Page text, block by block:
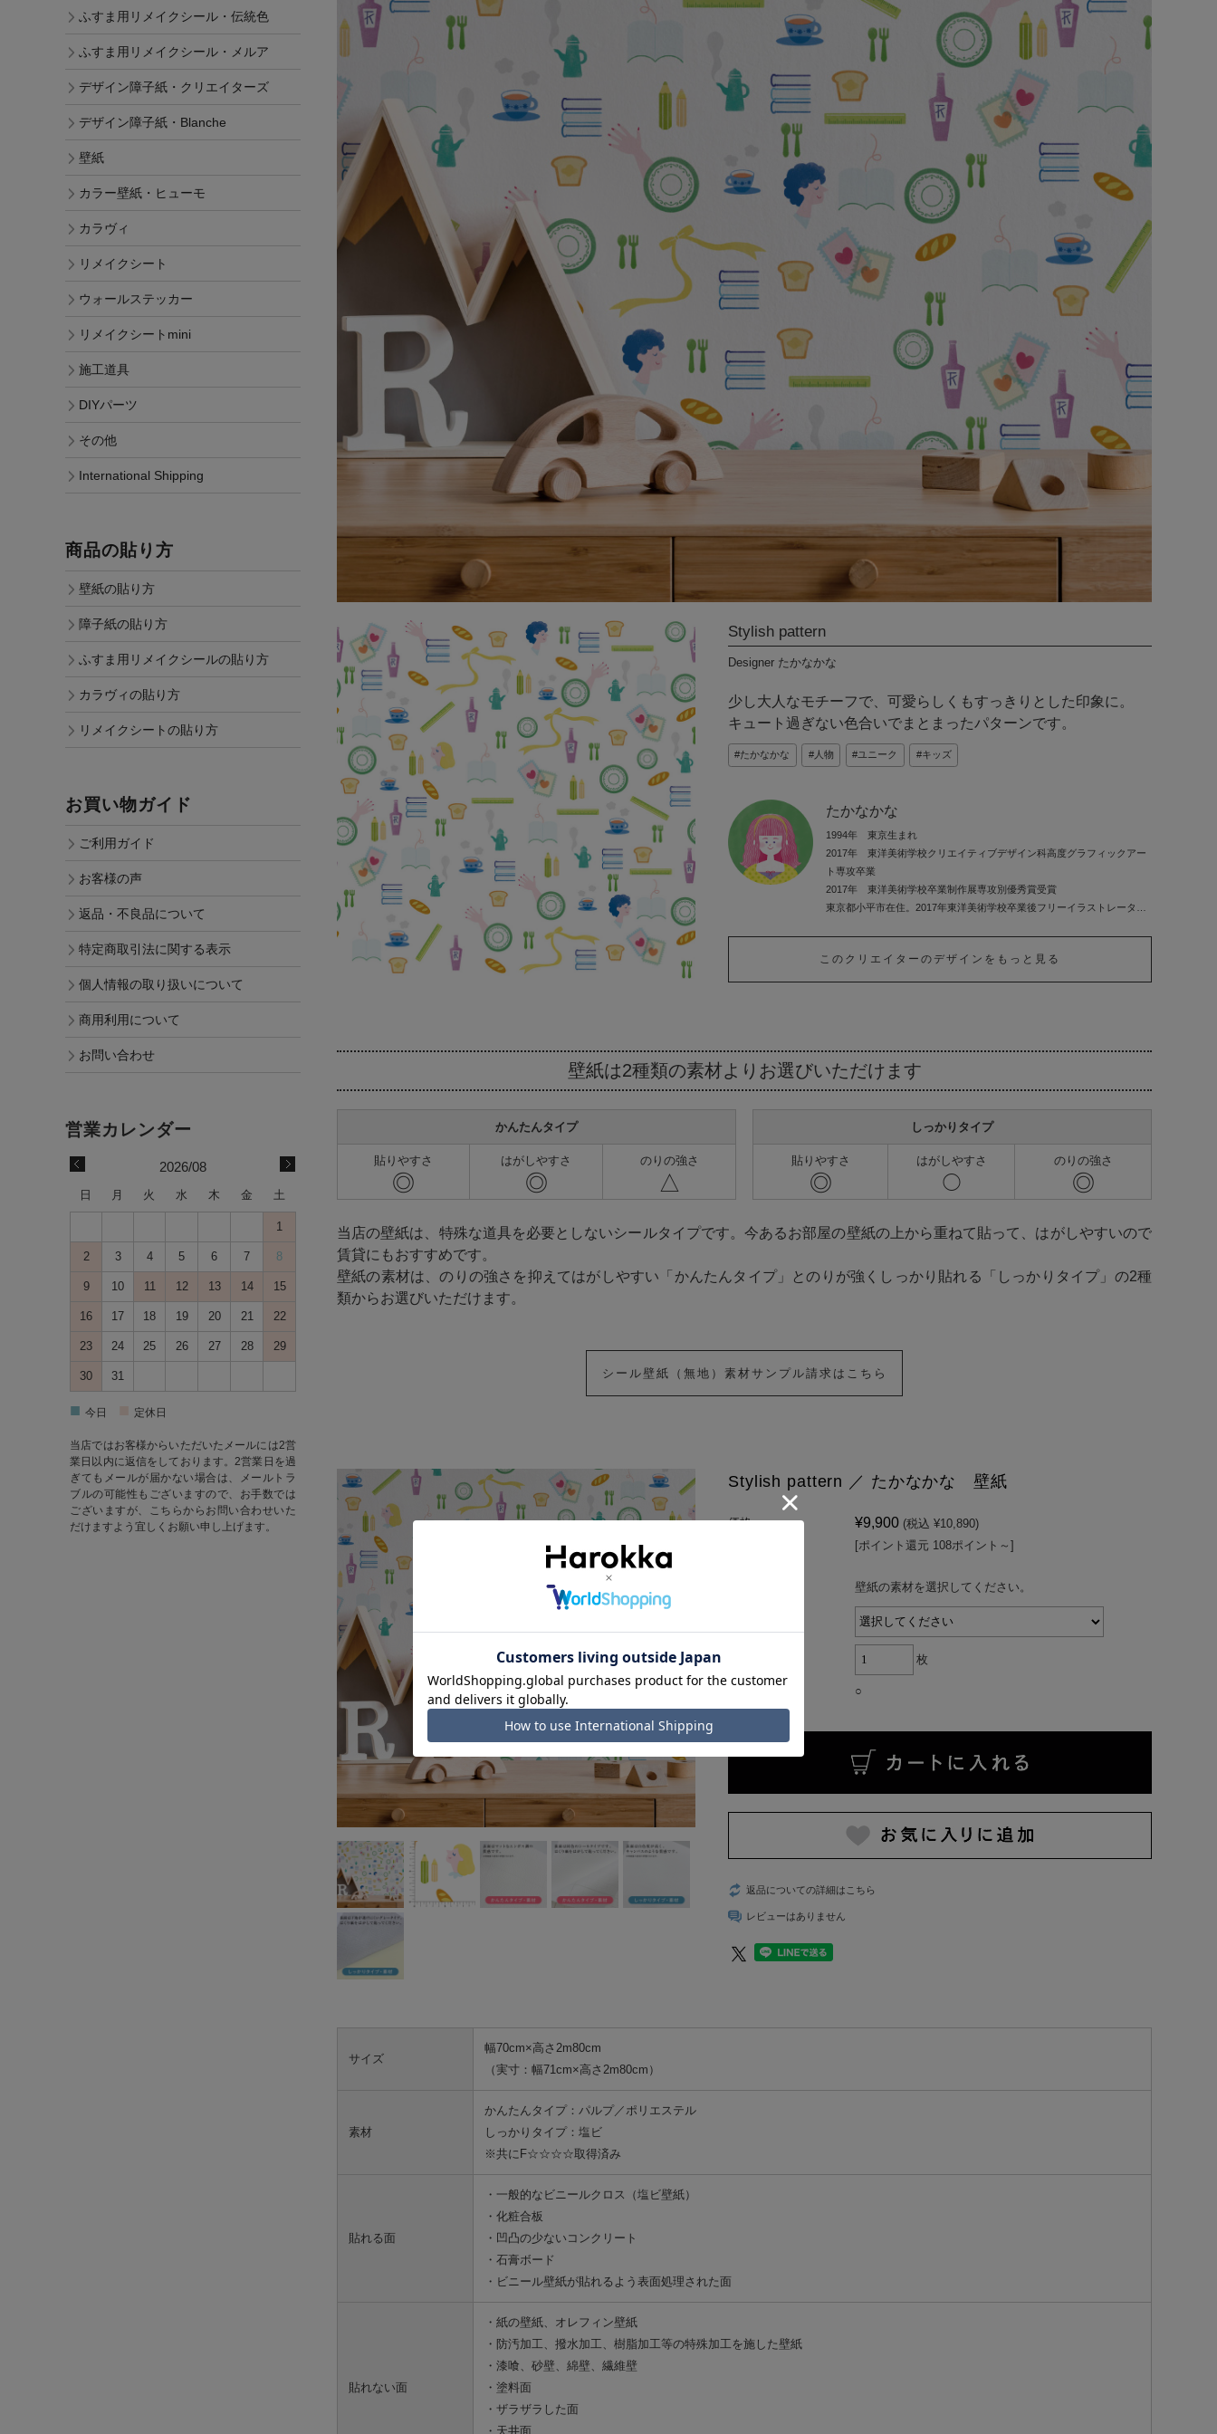
デザイン障子紙
壁紙
〈ヒューモ〉
カラヴィ
リメイクシート
ウォールステッカ
リメイクシート
DIYパーツ
その他
International
Shipping
Stylish pattern
Designer たかなかな
少し大人なモチーフで、可愛らしくもすっきりとした印象に。
キュート過ぎない色合いでまとまったパターンです。
たかなかな 人物 ユニーク キッズ
たかなかな
1994年 東京生まれ
2017年 東洋美術学校クリエイティブデザイン科高度グラフィックアー
ト専攻卒業
2017年 東洋美術学校卒業制作展専攻別優秀賞受賞
東京都小平市在住。2017年東洋美術学校卒業後フリーイラストレーター
ストレーションを制作しています。
2016年よりイラストレーション制作チーム「STUDIO SNUG（スタジオ
このクリエイターのデザインをもっと見る
壁紙は2種類の素材より お選びいただけます
かんたんタイプ
貼りやすさ
◎
はがしやすさ
◎
のりの強さ
△
しっかりタイプ
貼りやすさ
◎
はがしやすさ
◯
のりの強さ
◎
当店の壁紙は、特殊な道具を必要としないシールタイプです。今あるお部屋の壁紙の上から重ねて貼って、はがしやすいので
賃貸にもおすすめです。
壁紙の素材は、のりの強さを抑えてはがしやすい「かんたんタイプ」とのりが強くしっかり貼れる「しっかりタイプ」の2種
類からお選びいただけます。
シール壁紙（無地）素材サンプル請求はこちら
Stylish pattern ／ たかなかな 壁紙
価格: ¥9,900 (税込 ¥10,890)
[ポイント還元 108ポイント～]
壁紙の素材を選択してください。
枚
○
返品についての詳細はこちら
レビューはありません
サイズ
幅70cm×高さ2m80cm
（実寸：幅71cm×高さ2m80cm）
素材
かんたんタイプ：パルプ／ポリエステル
しっかりタイプ：塩ビ
※共にF☆☆☆☆取得済み
貼れる面
・一般的なビニールクロス（塩ビ壁紙）
・化粧合板
・凹凸の少ないコンクリート
・石膏ボード
・ビニール壁紙が貼れるよう表面処理された面
貼れない面
・紙の壁紙、オレフィン壁紙
・防汚加工、撥水加工、樹脂加工等の特殊加工を施した壁紙
・漆喰、砂壁、綿壁、繊維壁
・塗料面
・ザラザラした面
・天井面
ふすま用リメイクシール・伝統色
ふすま用リメイクシール・メルア
デザイン障子紙・クリエイターズ
デザイン障子紙・Blanche
壁紙
カラー壁紙・ヒューモ
カラヴィ
リメイクシート
ウォールステッカー
リメイクシートmini
施工道具
DIYパーツ
その他
International Shipping
商品の貼り方
壁紙の貼り方
障子紙の貼り方
ふすま用リメイクシールの貼り方
カラヴィの貼り方
リメイクシートの貼り方
お買い物ガイド
ご利用ガイド
お客様の声
返品・不良品について
特定商取引法に関する表示
個人情報の取り扱いについて
商用利用について
お問い合わせ
2026/08
日 月 火 水 木 金 土
1
2 3 4 5 6 7 8
9 10 11 12 13 14 15
16 17 18 19 20 21 22
23 24 25 26 27 28 29
30 31
■ 今日 定休日
当店ではお客様からいただいたメールには2営
業日以内に返信をしております。2営業日を過
ぎてもメールが届かない場合は、メールトラ
ブルの可能性もございますので、お手数では
ございますが、 こちらからお問い合わせいた
だけますよう宜しくお願い申し上げます。